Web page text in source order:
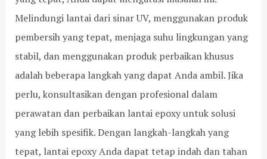
Melindungi lantai dari sinar UV, menggunakan produk
pembersih yang tepat, menjaga suhu lingkungan yang
stabil, dan menggunakan produk perbaikan khusus
adalah beberapa langkah yang dapat Anda ambil. Jika
perlu, konsultasikan dengan profesional dalam
perawatan dan perbaikan lantai epoxy untuk solusi
yang lebih spesifik. Dengan langkah-langkah yang
tepat, lantai epoxy Anda dapat tetap indah dan tahan